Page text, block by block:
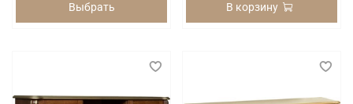
Выбрать В корзину